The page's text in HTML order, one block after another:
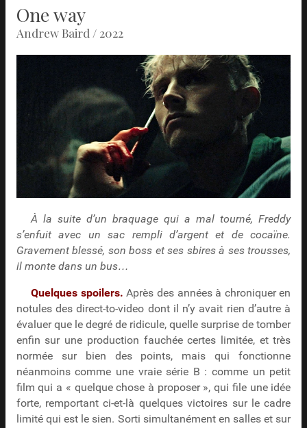
One way
Andrew Baird / 2022
À la suite d’un braquage qui a mal tourné, Freddy
s’enfuit avec un sac rempli d’argent et de cocaïne.
Gravement blessé, son boss et ses sbires à ses trousses,
il monte dans un bus…
Quelques spoilers. Après des années à chroniquer en
notules des direct-to-video dont il n’y avait rien d’autre à
évaluer que le degré de ridicule, quelle surprise de tomber
enfin sur une production fauchée certes limitée, et très
normée sur bien des points, mais qui fonctionne
néanmoins comme une vraie série B : comme un petit
film qui a « quelque chose à proposer », qui file une idée
forte, remportant ci-et-là quelques victoires sur le cadre
limité qui est le sien. Sorti simultanément en salles et sur